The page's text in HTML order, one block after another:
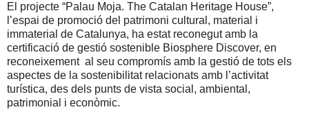
El projecte “Palau Moja. The Catalan Heritage House”,
l’espai de promoció del patrimoni cultural, material i
immaterial de Catalunya, ha estat reconegut amb la
certificació de gestió sostenible Biosphere Discover, en
reconeixement al seu compromís amb la gestió de tots els
aspectes de la sostenibilitat relacionats amb l’activitat
turística, des dels punts de vista social, ambiental,
patrimonial i econòmic.